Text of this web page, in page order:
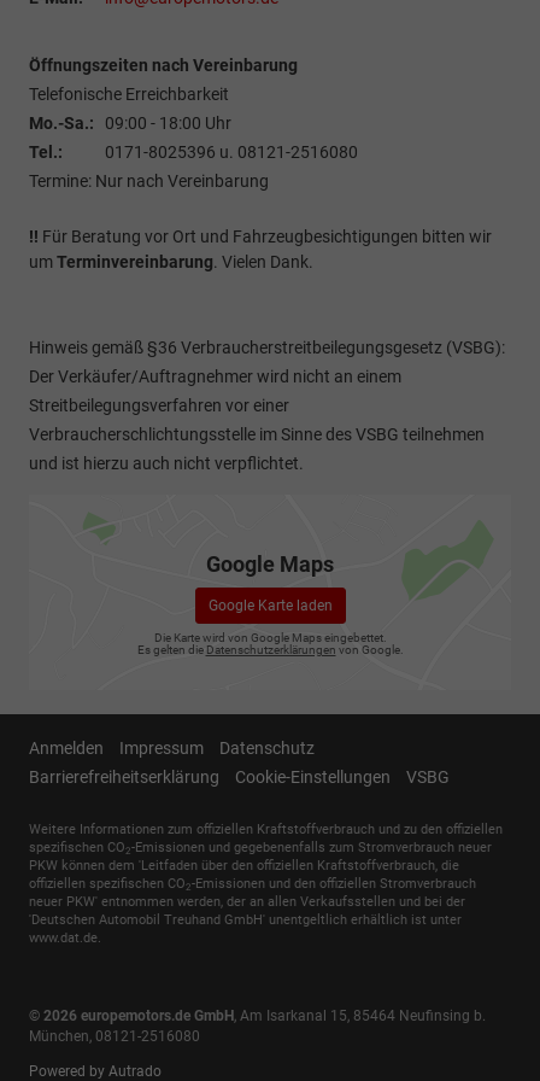
Öffnungszeiten nach Vereinbarung
Telefonische Erreichbarkeit
Mo.-Sa.:
09:00 - 18:00 Uhr
Tel.:
0171-8025396 u. 08121-2516080
Termine: Nur nach Vereinbarung
!! Für Beratung vor Ort und Fahrzeugbesichtigungen bitten wir
umTerminvereinbarung. Vielen Dank.
Hinweis gemäß §36 Verbraucherstreitbeilegungsgesetz (VSBG):
Der Verkäufer/Auftragnehmer wird nicht an einem
Streitbeilegungsverfahren vor einer
Verbraucherschlichtungsstelle im Sinne des VSBG teilnehmen
und ist hierzu auch nicht verpflichtet.
Google Maps
Google Karte laden
Die Karte wird von Google Maps eingebettet.
Es gelten die Datenschutzerklärungen von Google.
Anmelden Impressum
Datenschutz
Barrierefreiheitserklärung
Cookie-Einstellungen VSBG
Weitere Informationen zum offiziellen Kraftstoffverbrauch und zu den offiziellen
spezifischen CO2-Emissionen und gegebenenfalls zum Stromverbrauch neuer
PKW können dem 'Leitfaden über den offiziellen Kraftstoffverbrauch, die
offiziellen spezifischen CO2-Emissionen und den offiziellen Stromverbrauch
neuer PKW' entnommen werden, der an allen Verkaufsstellen und bei der
'Deutschen Automobil Treuhand GmbH' unentgeltlich erhältlich ist unter
www.dat.de.
© 2026 europemotors.de GmbH , Am Isarkanal 15, 85464 Neufinsing b.
München, 08121-2516080
Powered by Autrado